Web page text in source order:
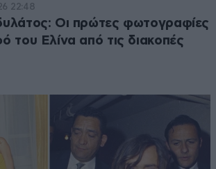
22:48
Οι πρώτες φωτογραφίες
του Ελίνα από τις διακοπές